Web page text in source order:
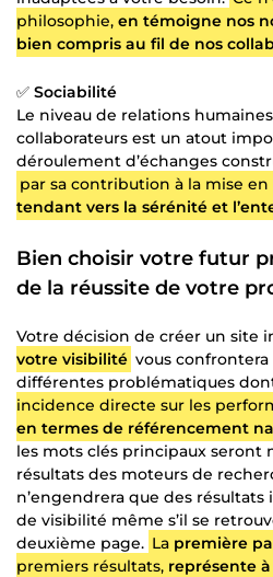
philosophie, en témoigne nos
bien compris au fil de nos
✅ Sociabilité
Le niveau de relations
collaborateurs est un atout
déroulement d’échanges
par sa contribution à la mise en
tendant vers la sérénité et
Bien choisir votre futur
de la réussite de votre
Votre décision de créer un site
votre visibilité vous
différentes problématiques
incidence directe sur les
en termes de référencement
les mots clés principaux seront
résultats des moteurs de
n’engendrera que des
de visibilité même s’il se
deuxième page. La première
premiers résultats, représente